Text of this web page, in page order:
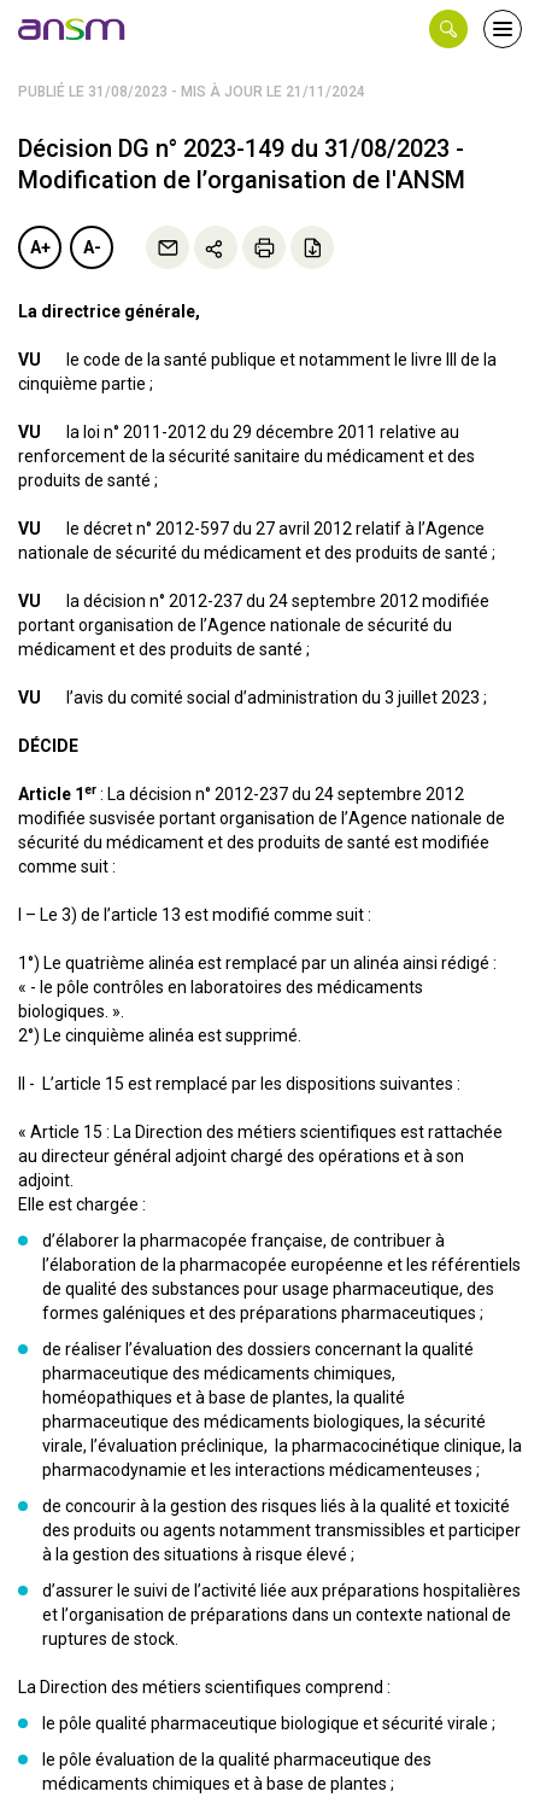
PUBLIÉ LE 31/08/2023 - MIS À JOUR LE 21/11/2024
Décision DG n° 2023-149 du 31/08/2023 -
Modification de l’organisation de l'ANSM
A+ A-
La directrice générale,
VU le code de la santé publique et notamment le livre III de la
cinquième partie ;
VU la loi n° 2011-2012 du 29 décembre 2011 relative au
renforcement de la sécurité sanitaire du médicament et des
produits de santé ;
VU le décret n° 2012-597 du 27 avril 2012 relatif à l’Agence
nationale de sécurité du médicament et des produits de santé ;
VU la décision n° 2012-237 du 24 septembre 2012 modifiée
portant organisation de l’Agence nationale de sécurité du
médicament et des produits de santé ;
VU l’avis du comité social d’administration du 3 juillet 2023 ;
DÉCIDE
Article 1er : La décision n° 2012-237 du 24 septembre 2012
modifiée susvisée portant organisation de l’Agence nationale de
sécurité du médicament et des produits de santé est modifiée
comme suit :
I – Le 3) de l’article 13 est modifié comme suit :
1°) Le quatrième alinéa est remplacé par un alinéa ainsi rédigé :
« - le pôle contrôles en laboratoires des médicaments
biologiques. ».
2°) Le cinquième alinéa est supprimé.
II - L’article 15 est remplacé par les dispositions suivantes :
« Article 15 : La Direction des métiers scientifiques est rattachée
au directeur général adjoint chargé des opérations et à son
adjoint.
Elle est chargée :
d’élaborer la pharmacopée française, de contribuer à
l’élaboration de la pharmacopée européenne et les référentiels
de qualité des substances pour usage pharmaceutique, des
formes galéniques et des préparations pharmaceutiques ;
de réaliser l’évaluation des dossiers concernant la qualité
pharmaceutique des médicaments chimiques,
homéopathiques et à base de plantes, la qualité
pharmaceutique des médicaments biologiques, la sécurité
virale, l’évaluation préclinique, la pharmacocinétique clinique, la
pharmacodynamie et les interactions médicamenteuses ;
de concourir à la gestion des risques liés à la qualité et toxicité
des produits ou agents notamment transmissibles et participer
à la gestion des situations à risque élevé ;
d’assurer le suivi de l’activité liée aux préparations hospitalières
et l’organisation de préparations dans un contexte national de
ruptures de stock.
La Direction des métiers scientifiques comprend :
le pôle qualité pharmaceutique biologique et sécurité virale ;
le pôle évaluation de la qualité pharmaceutique des
médicaments chimiques et à base de plantes ;